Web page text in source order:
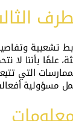
تشعبية
علمًا بأننا لا
التي